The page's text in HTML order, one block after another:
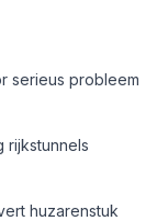
serieus probleem
rijkstunnels
huzarenstuk